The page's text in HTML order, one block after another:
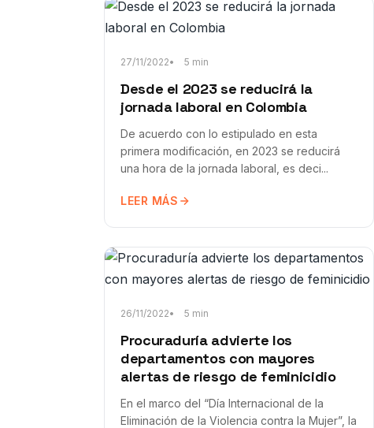
27/11/2022 5 min
Desde el 2023 se reducirá la
jornada laboral en Colombia
De acuerdo con lo estipulado en esta
primera modificación, en 2023 se reducirá
una hora de la jornada laboral, es deci...
LEER MÁS
26/11/2022 5 min
Procuraduría advierte los
departamentos con mayores
alertas de riesgo de feminicidio
En el marco del “Día Internacional de la
Eliminación de la Violencia contra la Mujer”, la